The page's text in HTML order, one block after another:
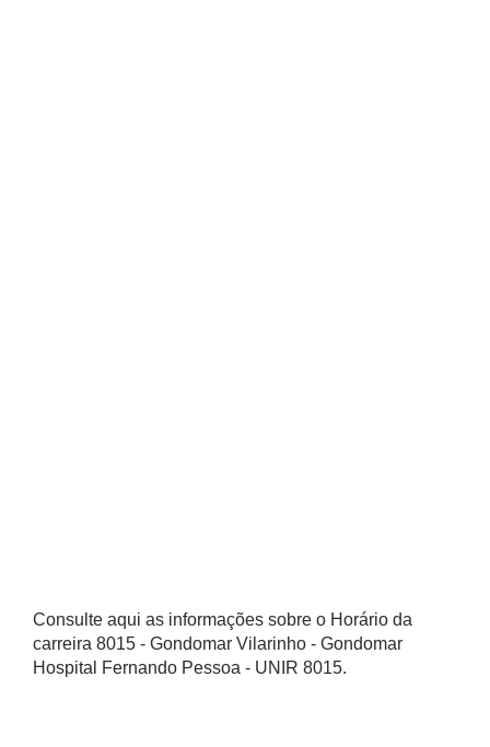
Consulte aqui as informações sobre o Horário da
carreira 8015 - Gondomar Vilarinho - Gondomar
Hospital Fernando Pessoa - UNIR 8015.